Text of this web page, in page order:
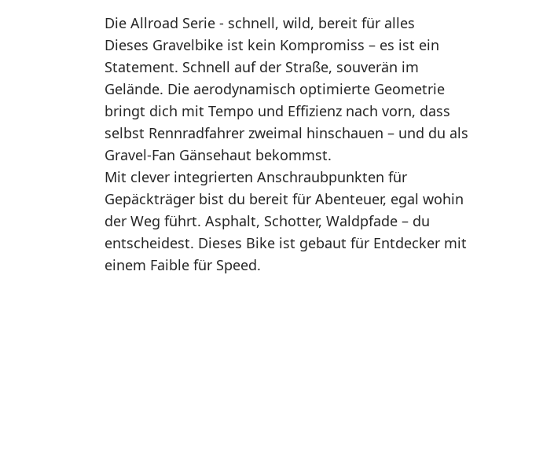
Die Allroad Serie - schnell, wild, bereit für alles
Dieses Gravelbike ist kein Kompromiss – es ist ein
Statement. Schnell auf der Straße, souverän im
Gelände. Die aerodynamisch optimierte Geometrie
bringt dich mit Tempo und Effizienz nach vorn, dass
selbst Rennradfahrer zweimal hinschauen – und du als
Gravel-Fan Gänsehaut bekommst.
Mit clever integrierten Anschraubpunkten für
Gepäckträger bist du bereit für Abenteuer, egal wohin
der Weg führt. Asphalt, Schotter, Waldpfade – du
entscheidest. Dieses Bike ist gebaut für Entdecker mit
einem Faible für Speed.